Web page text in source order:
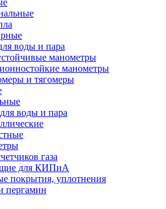
воды и пара
манометры
манометры
и тягомеры
воды и пара
газа
для КИПиА
покрытия, уплотнения
пергамин